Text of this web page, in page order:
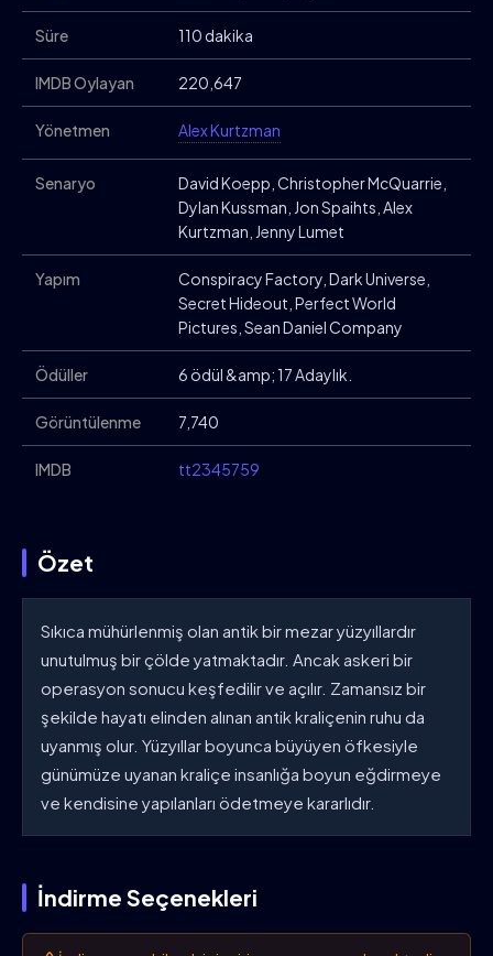
Süre 110 dakika
IMDB Oylayan 220,647
Yönetmen Alex Kurtzman
Senaryo
David Koepp, Christopher McQuarrie,
Dylan Kussman, Jon Spaihts, Alex
Kurtzman, Jenny Lumet
Yapım
Conspiracy Factory, Dark Universe,
Secret Hideout, Perfect World
Pictures, Sean Daniel Company
Ödüller 6 ödül &amp; 17 Adaylık.
Görüntülenme 7,740
IMDB tt2345759
Özet
Sıkıca mühürlenmiş olan antik bir mezar yüzyıllardır
unutulmuş bir çölde yatmaktadır. Ancak askeri bir
operasyon sonucu keşfedilir ve açılır. Zamansız bir
şekilde hayatı elinden alınan antik kraliçenin ruhu da
uyanmış olur. Yüzyıllar boyunca büyüyen öfkesiyle
günümüze uyanan kraliçe insanlığa boyun eğdirmeye
ve kendisine yapılanları ödetmeye kararlıdır.
İndirme Seçenekleri